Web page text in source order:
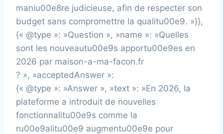
maniu00e8re judicieuse, afin de respecter son
budget sans compromettre la qualitu00e9. »}},
{« @type »: »Question », »name »: »Quelles
sont les nouveautu00e9s apportu00e9es en
2026 par maison-a-ma-facon.fr
? », »acceptedAnswer »:
{« @type »: »Answer », »text »: »En 2026, la
plateforme a introduit de nouvelles
fonctionnalitu00e9s comme la
ru00e9alitu00e9 augmentu00e9e pour